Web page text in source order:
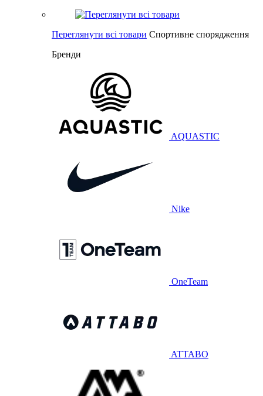
Переглянути всі товари Спортивне спорядження
Бренди
AQUASTIC
Nike
OneTeam
ATTABO